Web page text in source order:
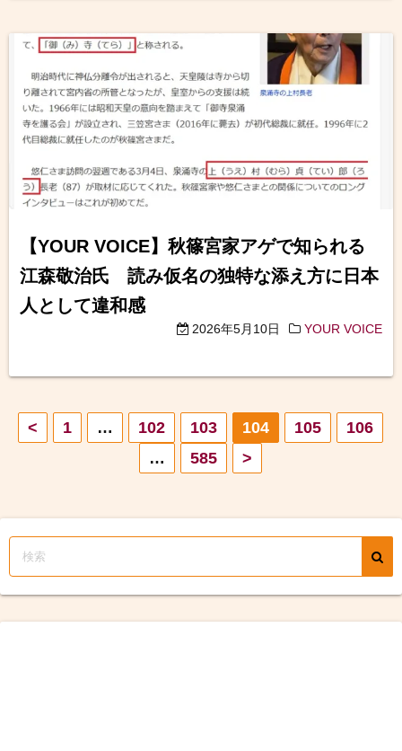
【YOUR VOICE】秋篠宮家アゲで知られる
江森敬治氏 読み仮名の独特な添え方に日本
人として違和感
2026年5月10日 YOUR VOICE
投
ペ
ー
ジ
< 1 … 102 103 104 105
106
…
585 >